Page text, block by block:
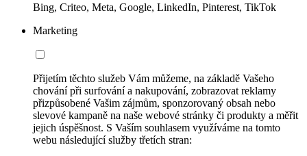
Bing, Criteo, Meta, Google, LinkedIn, Pinterest, TikTok
Marketing
Přijetím těchto služeb Vám můžeme, na základě Vašeho
chování při surfování a nakupování, zobrazovat reklamy
přizpůsobené Vašim zájmům, sponzorovaný obsah nebo
slevové kampaně na naše webové stránky či produkty a měřit
jejich úspěšnost. S Vaším souhlasem využíváme na tomto
webu následující služby třetích stran: